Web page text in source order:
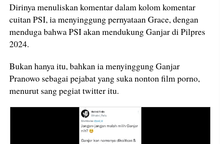
Dirinya menuliskan komentar dalam kolom komentar
cuitan PSI, ia menyinggung pernyataan Grace, dengan
menduga bahwa PSI akan mendukung Ganjar di Pilpres
2024.
Bukan hanya itu, bahkan ia menyinggung Ganjar
Pranowo sebagai pejabat yang suka nonton film porno,
menurut sang pegiat twitter itu.